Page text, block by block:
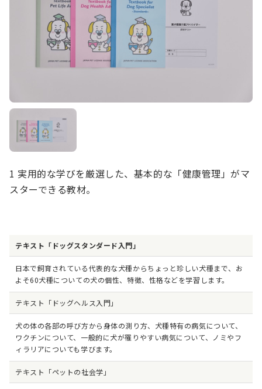
1 実用的な学びを厳選した、基本的な「健康管理」がマ
スターできる教材。
テキスト「ドッグスタンダード入門」
日本で飼育されている代表的な犬種からちょっと珍しい犬種まで、お
よそ60犬種についての犬の個性、特徴、性格などを学習します。
テキスト「ドッグヘルス入門」
犬の体の各部の呼び方から身体の測り方、犬種特有の病気について、
ワクチンについて、一般的に犬が罹りやすい病気について、ノミやフ
ィラリアについても学びます。
テキスト「ペットの社会学」